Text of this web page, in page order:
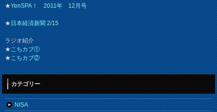
★YenSPA！ 2011年 12月号
★日本経済新聞 2/15
ラジオ紹介
★こちカブ①
★こちカブ②
カテゴリー
NISA